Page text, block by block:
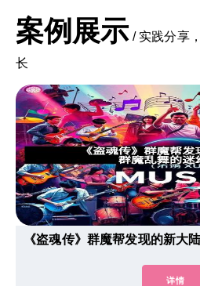
案例展示 / 实践分享
长
《盗魂传》群魔帮发现的新大
详情